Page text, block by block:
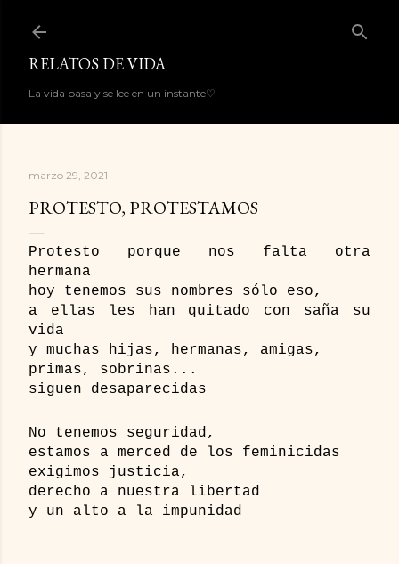
RELATOS DE VIDA
La vida pasa y se lee en un instante♡
marzo 29, 2021
PROTESTO, PROTESTAMOS
Protesto porque nos falta otra
hermana
hoy tenemos sus nombres sólo eso,
a ellas les han quitado con saña su
vida
y muchas hijas, hermanas, amigas,
primas, sobrinas...
siguen desaparecidas
No tenemos seguridad,
estamos a merced de los feminicidas
exigimos justicia,
derecho a nuestra libertad
y un alto a la impunidad